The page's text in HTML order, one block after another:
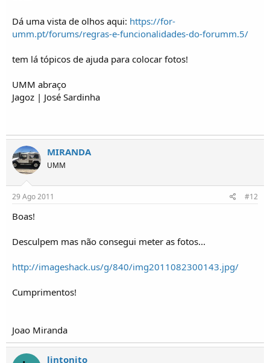
Dá uma vista de olhos aqui: https://for-
umm.pt/forums/regras-e-funcionalidades-do-forumm.5/
tem lá tópicos de ajuda para colocar fotos!
UMM abraço
Jagoz | José Sardinha
MIRANDA
UMM
29 Ago 2011 #12
Boas!
Desculpem mas não consegui meter as fotos...
http://imageshack.us/g/840/img2011082300143.jpg/
Cumprimentos!
Joao Miranda
lintonito